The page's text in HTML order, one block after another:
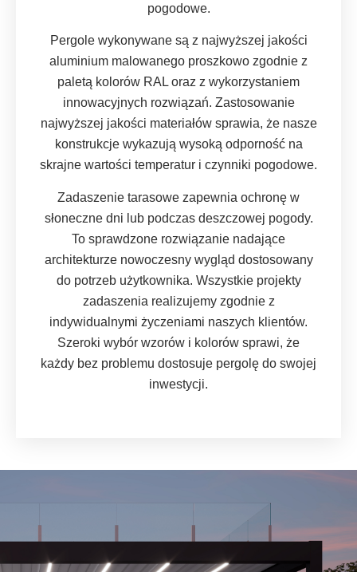
pogodowe.
Pergole wykonywane są z najwyższej jakości
aluminium malowanego proszkowo zgodnie z
paletą kolorów RAL oraz z wykorzystaniem
innowacyjnych rozwiązań. Zastosowanie
najwyższej jakości materiałów sprawia, że nasze
konstrukcje wykazują wysoką odporność na
skrajne wartości temperatur i czynniki pogodowe.
Zadaszenie tarasowe zapewnia ochronę w
słoneczne dni lub podczas deszczowej pogody.
To sprawdzone rozwiązanie nadające
architekturze nowoczesny wygląd dostosowany
do potrzeb użytkownika. Wszystkie projekty
zadaszenia realizujemy zgodnie z
indywidualnymi życzeniami naszych klientów.
Szeroki wybór wzorów i kolorów sprawi, że
każdy bez problemu dostosuje pergolę do swojej
inwestycji.